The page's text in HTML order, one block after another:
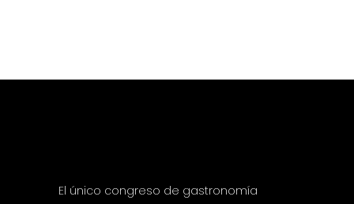
El único congreso de gastronomía